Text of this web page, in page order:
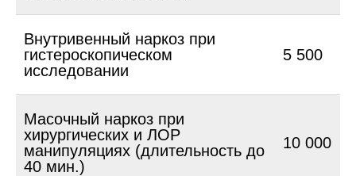
Внутривенный наркоз при
гистероскопическом
исследовании
5 500
Масочный наркоз при
хирургических и ЛОР
манипуляциях (длительность до
40 мин.)
10 000